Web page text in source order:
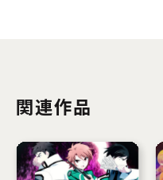
関連作品